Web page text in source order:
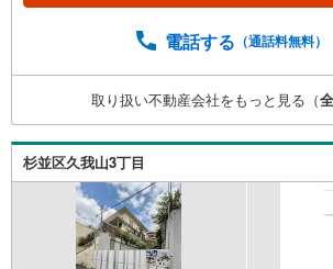
存在しません。唯一無二の不動産を
す。 ご家族で楽しくご検討頂けるよ
のでぜひ、お気軽にお問い合わせください。 営
00 - 20:00
電話する （通話料無料）
取り扱い不動産会社をもっと見る（全
杉並区久我山3丁目